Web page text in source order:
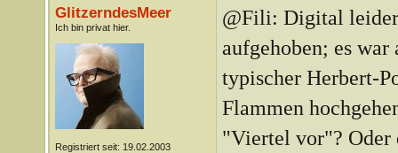
GlitzerndesMeer
Ich bin privat hier.
Registriert seit: 19.02.2003
@Fili: Digital
aufgehoben; es
typischer Herbert-
Flammen
"Viertel vor"? Oder